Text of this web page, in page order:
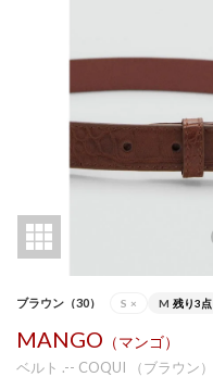
ブラウン（30） S × M 残り3点
MANGO （マンゴ）
ベルト .-- COQUI （ブラウン）